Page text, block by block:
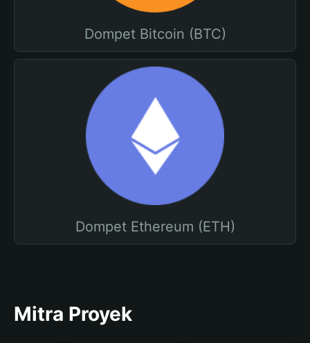
Dompet Bitcoin (BTC)
Dompet Ethereum (ETH)
Mitra Proyek